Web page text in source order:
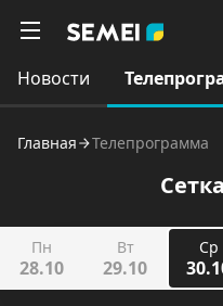
Новости
Главная Телепрограмма
Пн
28.10
Вт
29.10
Ср